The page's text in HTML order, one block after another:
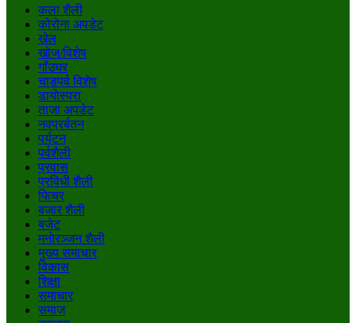
कला शैली
कोरोना अपडेट
खेल
खोज/विशेष
गाँउघर
चाडपर्व विशेष
डायाेस्परा
ताजा अपडेट
नवप्रर्बतन
पर्यटन
पर्वशैली
प्रवास
प्रविधी शैली
फिचर
बजार शैली
बजेट
मनाेरञ्जन शैली
मुख्य समाचार
विकास
शिक्षा
समाचार
समाज